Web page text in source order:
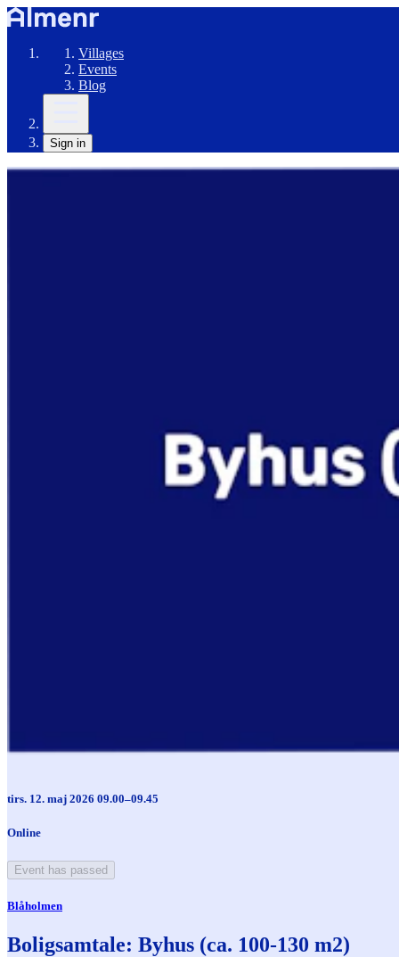
Villages
Events
Blog
Sign in
tirs. 12. maj 2026 09.00–09.45
Online
Event has passed
Blåholmen
Boligsamtale: Byhus (ca. 100-130 m2)